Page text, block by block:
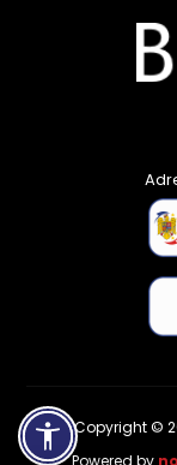
Copyright ©
Powered by